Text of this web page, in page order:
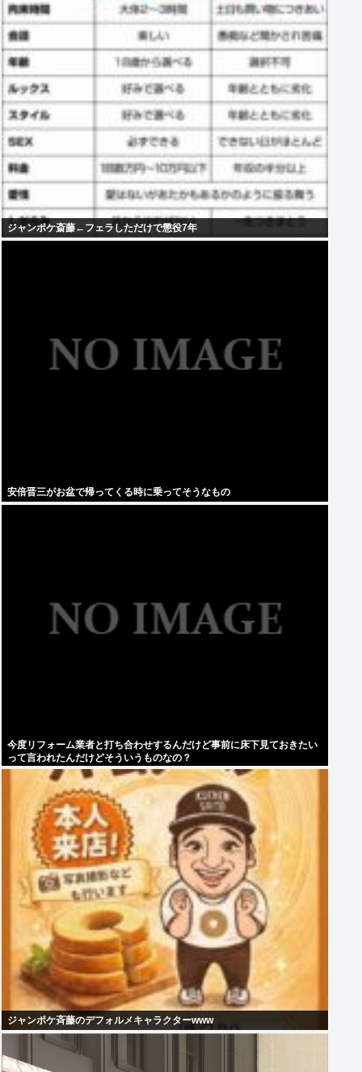
ジャンポケ斎藤←フェラしただけで懲役7年
安倍晋三がお盆で帰ってくる時に乗ってそうなもの
今度リフォーム業者と打ち合わせするんだけど事前に床下見ておきたい
って言われたんだけどそういうものなの？
ジャンポケ斉藤のデフォルメキャラクターwww